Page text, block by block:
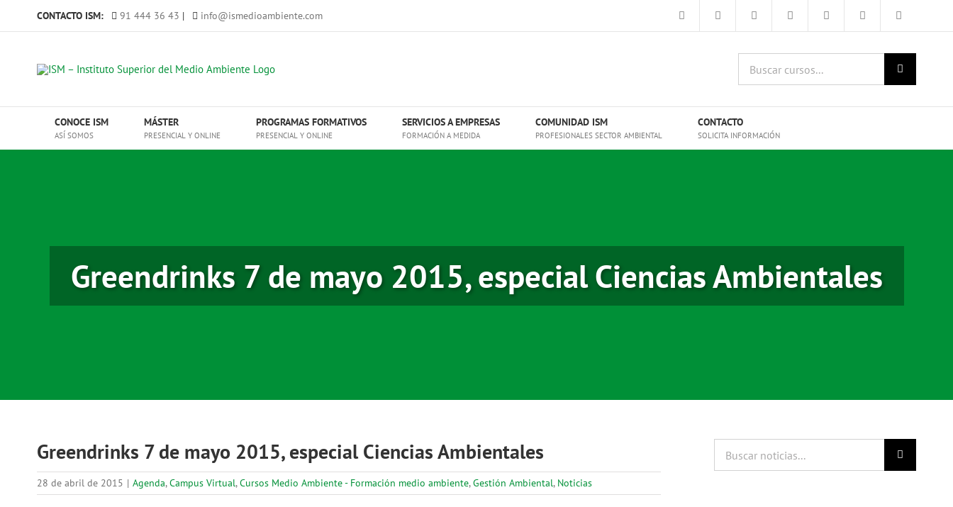
CONTACTO ISM: 91 444 36 43 | info@ismedioambiente.com
cursos:
CONOCE ISM
ASÍ SOMOS
MÁSTER
PRESENCIAL Y ONLINE
PROGRAMAS FORMATIVOS
PRESENCIAL Y ONLINE
SERVICIOS A EMPRESAS
FORMACIÓN A MEDIDA
COMUNIDAD ISM
PROFESIONALES SECTOR AMBIENTAL
CONTACTO
SOLICITA INFORMACIÓN
Greendrinks 7 de mayo 2015, especial Ciencias Ambientales
Greendrinks 7 de mayo 2015, especial Ciencias Ambientales
28 de abril de 2015 | Agenda,Campus Virtual,Cursos Medio Ambiente - Formación medio ambiente,Gestión Ambiental, Noticias
noticias...